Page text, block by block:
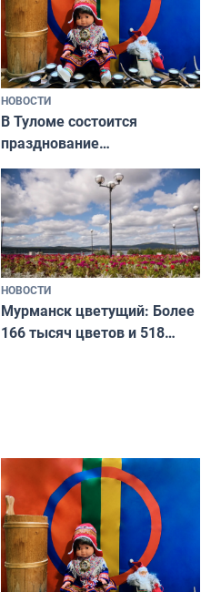
НОВОСТИ
В Туломе состоится
празднование
Международного дня
коренных народов мира
НОВОСТИ
Мурманск цветущий: Более
166 тысяч цветов и 518